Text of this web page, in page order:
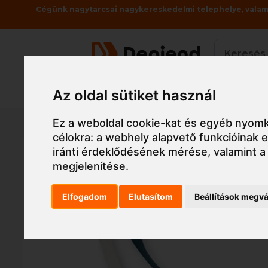
Az oldal sütiket használ
Ez a weboldal cookie-kat és egyéb
célokra:a webhely alapvető funkcióinak
iránti érdeklődésének mérése, valamint
megjelenítése.
Elfogadom Elutasítom Beállítások
Cégünk nagytarcsai nagykereskedelmi telephelye,
Termékek
Főoldal Munkaruha Maszk, légzésvédő